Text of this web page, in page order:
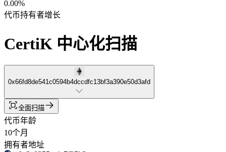
0.00%
代币持有者增长
CertiK 中心化扫描
0x66fd8de541c0594b4dccdfc13bf3a390e50d3afd
全面扫描
代币年龄
10个月
拥有者地址